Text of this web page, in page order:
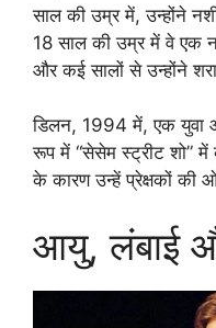
साल की उम्र में, उन्होंने
18 साल की उम्र में वे एक
और कई सालों से उन्होंने
डिलन, 1994 में, एक युवा
रूप में “सेसेम स्ट्रीट शो”
के कारण उन्हें प्रेक्षकों की
आयु, लंबाई